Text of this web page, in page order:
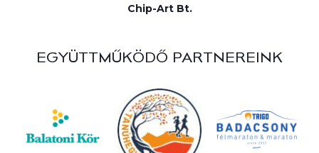
Chip-Art Bt.
EGYÜTTMŰKÖDŐ PARTNEREINK